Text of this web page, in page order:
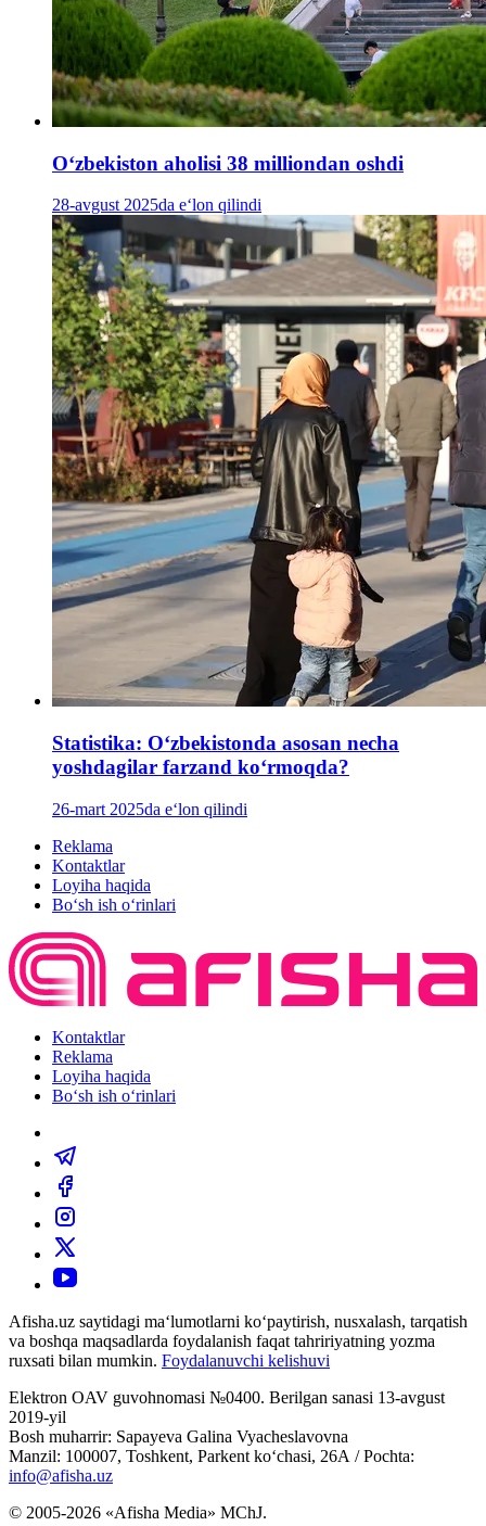
Oʻzbekiston aholisi 38 milliondan oshdi
28-avgust 2025da e‘lon qilindi
Statistika: Oʻzbekistonda asosan necha
yoshdagilar farzand koʻrmoqda?
26-mart 2025da e‘lon qilindi
Reklama
Kontaktlar
Loyiha haqida
Bo‘sh ish o‘rinlari
Kontaktlar
Reklama
Loyiha haqida
Bo‘sh ish o‘rinlari
Afisha.uz saytidagi ma‘lumotlarni ko‘paytirish, nusxalash, tarqatish
va boshqa maqsadlarda foydalanish faqat tahririyatning yozma
ruxsati bilan mumkin. Foydalanuvchi kelishuvi
Elektron OAV guvohnomasi №0400. Berilgan sanasi 13-avgust
2019-yil
Bosh muharrir: Sapayeva Galina Vyacheslavovna
Manzil: 100007, Toshkent, Parkent ko‘chasi, 26А / Pochta:
info@afisha.uz
© 2005-2026 «Afisha Media» MChJ.